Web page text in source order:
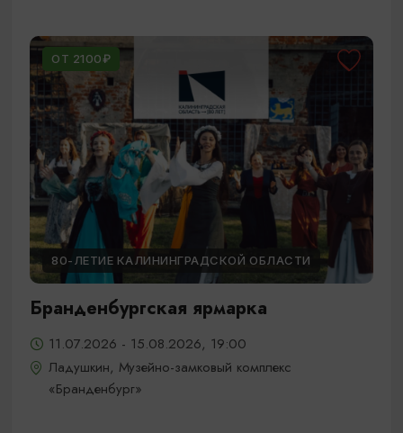
ОТ 2100₽
80-ЛЕТИЕ КАЛИНИНГРАДСКОЙ ОБЛАСТИ
Бранденбургская ярмарка
11.07.2026 - 15.08.2026, 19:00
Ладушкин, Музейно-замковый комплекс
«Бранденбург»